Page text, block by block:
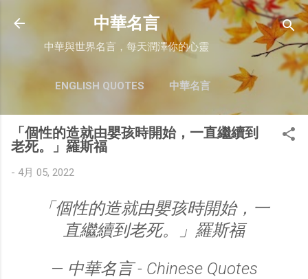
跳至主要內容
中華名言
中華與世界名言，每天潤澤你的心靈
ENGLISH QUOTES 中華名言
「個性的造就由嬰孩時開始，一直繼續到
老死。」羅斯福
- 4月 05, 2022
「個性的造就由嬰孩時開始，一
直繼續到老死。」羅斯福
— 中華名言 - Chinese Quotes